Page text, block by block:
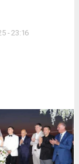
- 23:16